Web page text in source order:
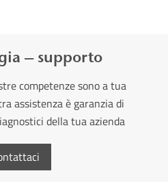
– supporto
competenze sono a tua
assistenza è garanzia di
della tua azienda